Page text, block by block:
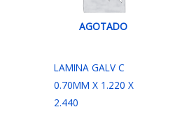
AGOTADO
LAMINA GALV C
0.70MM X 1.220 X
2.440